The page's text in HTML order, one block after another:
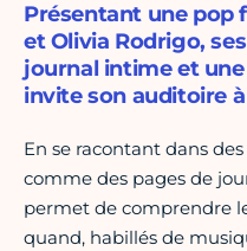
Présentant une pop
et Olivia Rodrigo,
journal intime et
invite son auditoire
En se racontant dans
comme des pages de
permet de comprendre
quand, habillés de